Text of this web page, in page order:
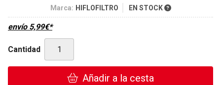
Marca: HIFLOFILTRO EN STOCK
envío 5,99€*
Cantidad
Añadir a la cesta